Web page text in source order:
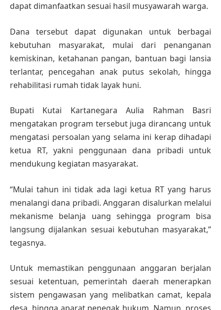
dapat dimanfaatkan sesuai hasil musyawarah warga.
Dana tersebut dapat digunakan untuk berbagai
kebutuhan masyarakat, mulai dari penanganan
kemiskinan, ketahanan pangan, bantuan bagi lansia
terlantar, pencegahan anak putus sekolah, hingga
rehabilitasi rumah tidak layak huni.
Bupati Kutai Kartanegara Aulia Rahman Basri
mengatakan program tersebut juga dirancang untuk
mengatasi persoalan yang selama ini kerap dihadapi
ketua RT, yakni penggunaan dana pribadi untuk
mendukung kegiatan masyarakat.
“Mulai tahun ini tidak ada lagi ketua RT yang harus
menalangi dana pribadi. Anggaran disalurkan melalui
mekanisme belanja uang sehingga program bisa
langsung dijalankan sesuai kebutuhan masyarakat,”
tegasnya.
Untuk memastikan penggunaan anggaran berjalan
sesuai ketentuan, pemerintah daerah menerapkan
sistem pengawasan yang melibatkan camat, kepala